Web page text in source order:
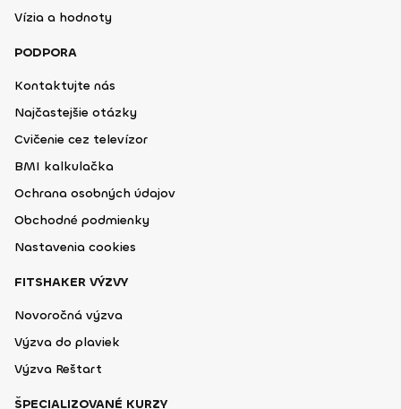
Vízia a hodnoty
PODPORA
Kontaktujte nás
Najčastejšie otázky
Cvičenie cez televízor
BMI kalkulačka
Ochrana osobných údajov
Obchodné podmienky
Nastavenia cookies
FITSHAKER VÝZVY
Novoročná výzva
Výzva do plaviek
Výzva Reštart
ŠPECIALIZOVANÉ KURZY